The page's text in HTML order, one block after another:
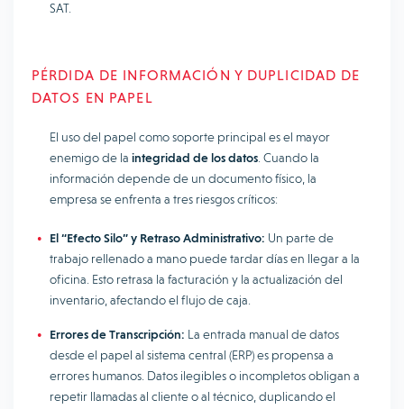
SAT.
PÉRDIDA DE INFORMACIÓN Y DUPLICIDAD DE
DATOS EN PAPEL
El uso del papel como soporte principal es el mayor
enemigo de la integridad de los datos . Cuando la
información depende de un documento físico, la
empresa se enfrenta a tres riesgos críticos:
El “Efecto Silo” y Retraso Administrativo: Un parte de
trabajo rellenado a mano puede tardar días en llegar a la
oficina. Esto retrasa la facturación y la actualización del
inventario, afectando el flujo de caja.
Errores de Transcripción: La entrada manual de datos
desde el papel al sistema central (ERP) es propensa a
errores humanos. Datos ilegibles o incompletos obligan a
repetir llamadas al cliente o al técnico, duplicando el